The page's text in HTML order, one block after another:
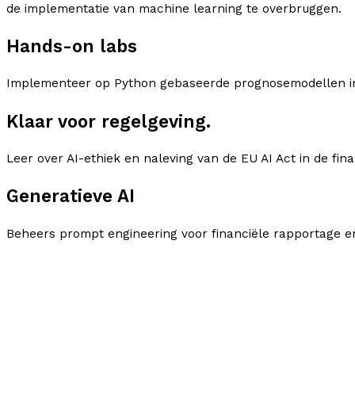
de implementatie van machine learning te overbruggen.
Hands-on labs
Implementeer op Python gebaseerde prognosemodellen
Klaar voor regelgeving.
Leer over AI-ethiek en naleving van de EU AI Act in de
Generatieve AI
Beheers prompt engineering voor financiële rapportage